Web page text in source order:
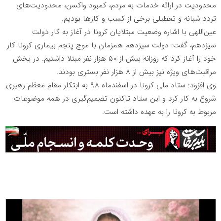
محدودیت در ارائه خدمات به مردم، کمبود واکسن، محدودیت‌های
تردد شبانه و تعطیلی برخی از کسب‌ و کارها بودیم.
عین‌اللهی با اشاره وضعیت مبتلایان کرونا در آغاز به کار دولت
سیزدهم، گفت: دولت سیزدهم همزمان با موج پنجم بیماری کرونا کار
خود را آغاز کرد که روزانه بیش از ۵۰ هزار نفر مبتلا داشتیم. در بخش
مراقبت‌های ویژه نیز بیش از ۸ هزار نفر بستری بودند.
وی افزود: ستاد ملی کرونا در اسفندماه ۹۸ به ابتکار مقام معظم رهبری
شروع به کار کرد و این ستاد تاکنون تصمیم‌گیری در همه موضوعات
مربوط به کرونا را به عهده داشته است.